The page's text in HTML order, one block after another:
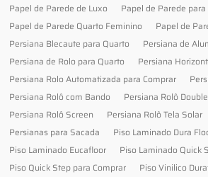
Papel de Parede de Luxo
Papel de Parede
Papel de Parede Quarto Feminino
Papel de
Persiana Blecaute para Quarto
Persiana de
Persiana de Rolo para Quarto
Persiana
Persiana Rolo Automatizada para Comprar
Persiana Rolô com Bando
Persiana Rolô
Persiana Rolô Screen
Persiana Rolô Tela Solar
Persianas para Sacada
Piso Laminado Dura
Piso Laminado Eucafloor
Piso Laminado Quick
Piso Quick Step para Comprar
Piso Vinilico